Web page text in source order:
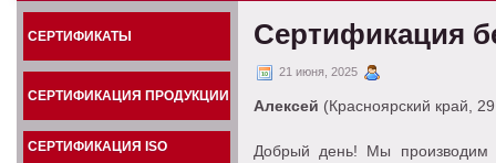
СЕРТИФИКАТЫ
СЕРТИФИКАЦИЯ ПРОДУКЦИИ
СЕРТИФИКАЦИЯ ISO
Сертификация
21 июня, 2025
Алексей (Красноярский край,
Добрый день! Мы